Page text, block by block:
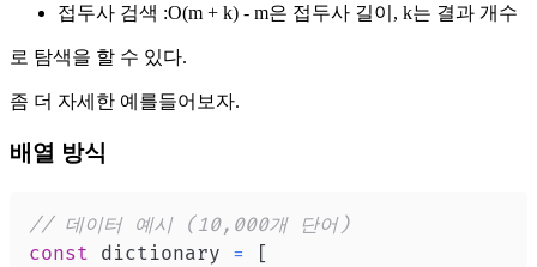
접두사 검색 :O(m + k) - m은 접두사 길이, k는 결과 개수
로 탐색을 할 수 있다.
좀 더 자세한 예를들어보자.
배열 방식
// 데이터 예시 (10,000개 단어)
const dictionary =
[